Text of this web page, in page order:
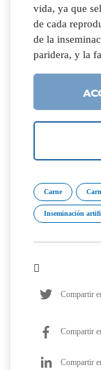
vida, ya que
de cada
de la
paridera, y la
Carne
Inseminación
Compartir
Compartir
Compartir